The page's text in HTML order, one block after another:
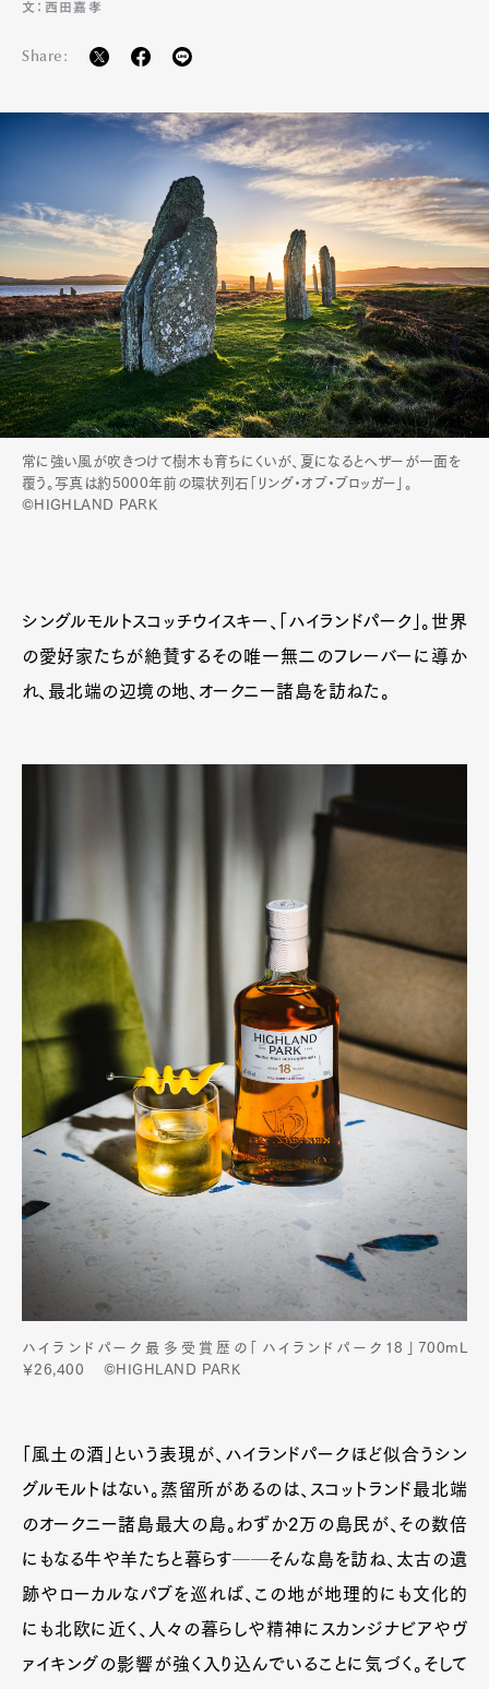
文：西田嘉孝
Share:
常に強い風が吹きつけて樹木も育ちにくいが、夏になるとヘザーが一面を
覆う。写真は約5000年前の環状列石「リング・オブ・ブロッガー」。
©HIGHLAND PARK
シングルモルトスコッチウイスキー、「ハイランドパーク」。世界
の愛好家たちが絶賛するその唯一無二のフレーバーに導か
れ、最北端の辺境の地、オークニー諸島を訪ねた。
ハイランドパーク最多受賞歴の「ハイランドパーク18」700mL
￥26,400 ©HIGHLAND PARK
「風土の酒」という表現が、ハイランドパークほど似合うシン
グルモルトはない。蒸留所があるのは、スコットランド最北端
のオークニー諸島最大の島。わずか2万の島民が、その数倍
にもなる牛や羊たちと暮らす──そんな島を訪ね、太古の遺
跡やローカルなパブを巡れば、この地が地理的にも文化的
にも北欧に近く、人々の暮らしや精神にスカンジナビアやヴ
ァイキングの影響が強く入り込んでいることに気づく。そして